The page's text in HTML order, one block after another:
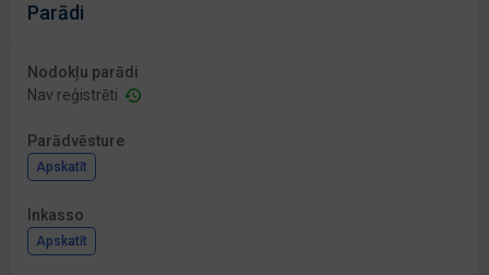
Parādi
Nodokļu parādi
Nav reģistrēti
Parādvēsture
Apskatīt
Inkasso
Apskatīt